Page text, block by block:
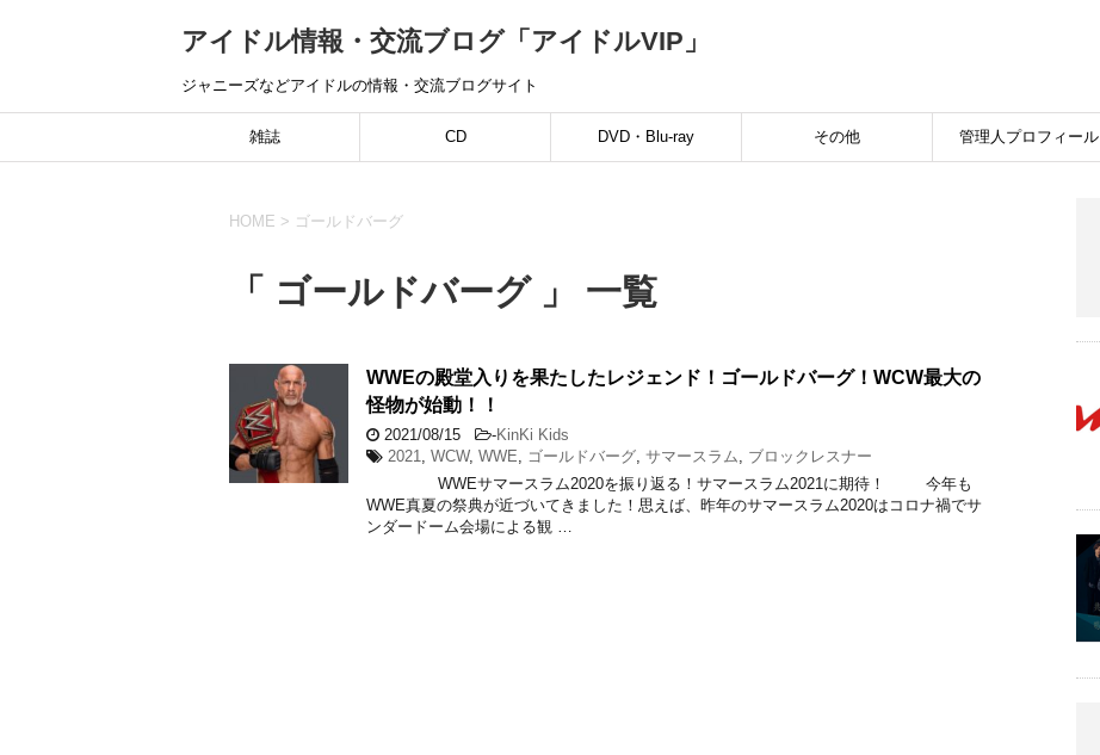
アイドル情報・交流ブログ「アイドルVIP」
ジャニーズなどアイドルの情報・交流ブログサイト
雑誌 CD DVD・Blu-ray その他 管理人プロフィール
HOME > ゴールドバーグ
「 ゴールドバーグ 」 一覧
WWEの殿堂入りを果たしたレジェンド！ゴールドバーグ！WCW最大の
怪物が始動！！
2021/08/15 -KinKi Kids
2021, WCW, WWE, ゴールドバーグ, サマースラム, ブロックレスナー
WWEサマースラム2020を振り返る！サマースラム2021に期待！ 今年も
WWE真夏の祭典が近づいてきました！思えば、昨年のサマースラム2020はコロナ禍でサ
ンダードーム会場による観 …